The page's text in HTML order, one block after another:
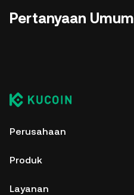
Pertanyaan Umum
Perusahaan
Produk
Layanan